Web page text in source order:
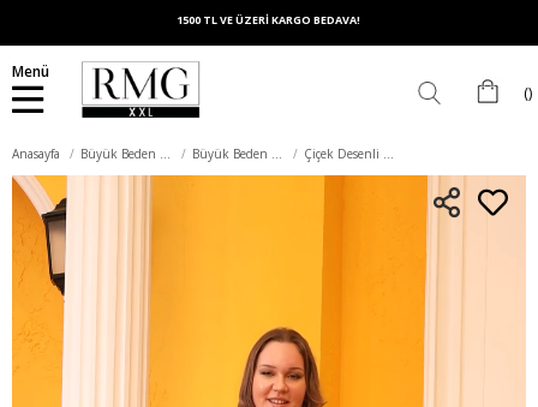
1500 TL VE ÜZERİ KARGO BEDAVA!
Menü
Anasayfa Büyük Beden Üst Giyim Büyük Beden Tişört Çiçek Desenli Taş Baskılı Büyük Beden Kırmızı Tişört